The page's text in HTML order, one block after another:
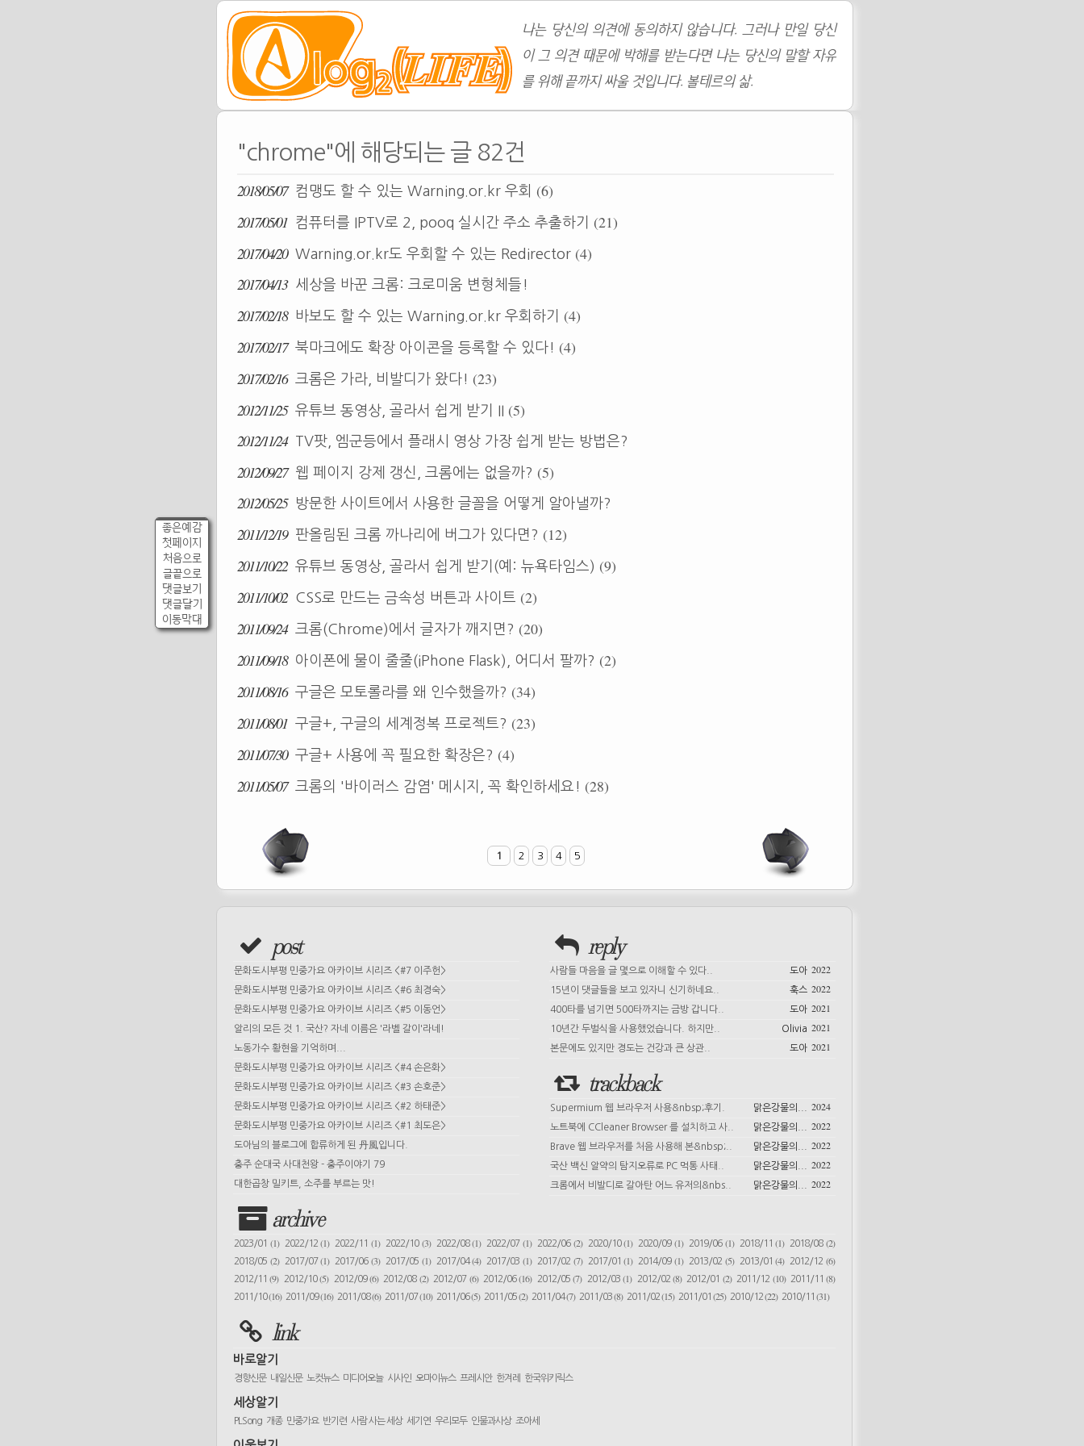
나는 당신의 의견에 동의하지 않습니다. 그러나 만일 당신
이 그 의견 때문에 박해를 받는다면 나는 당신의 말할 자유
를 위해 끝까지 싸울 것입니다. 볼테르의 삶.
좋은예감
첫페이지
처음으로
글끝으로
댓글보기
댓글달기
이동막대
"chrome"에 해당되는 글 82건
2018/05/07 컴맹도 할 수 있는 Warning.or.kr 우회 (6)
2017/05/01
컴퓨터를 IPTV로 2, pooq 실시간 주소 추출하기 (21)
2017/04/20 Warning.or.kr도 우회할 수 있는 Redirector (4)
2017/04/13
세상을 바꾼 크롬: 크로미움 변형체들!
2017/02/18 바보도 할 수 있는 Warning.or.kr 우회하기 (4)
2017/02/17 북마크에도 확장 아이콘을 등록할 수 있다! (4)
2017/02/16 크롬은 가라, 비발디가 왔다! (23)
2012/11/25 유튜브 동영상, 골라서 쉽게 받기 II (5)
2012/11/24
TV팟, 엠군등에서 플래시 영상 가장 쉽게 받는 방법은?
2012/09/27 웹 페이지 강제 갱신, 크롬에는 없을까? (5)
2012/05/25
방문한 사이트에서 사용한 글꼴을 어떻게 알아낼까?
2011/12/19 판올림된 크롬 까나리에 버그가 있다면? (12)
2011/10/22 유튜브 동영상, 골라서 쉽게 받기(예: 뉴욕타임스) (9)
2011/10/02
CSS로 만드는 금속성 버튼과 사이트 (2)
2011/09/24 크롬(Chrome)에서 글자가 깨지면? (20)
2011/09/18
아이폰에 물이 줄줄(iPhone Flask), 어디서 팔까? (2)
2011/08/16 구글은 모토롤라를 왜 인수했을까? (34)
2011/08/01 구글+, 구글의 세계정복 프로젝트? (23)
2011/07/30 구글+ 사용에 꼭 필요한 확장은? (4)
2011/05/07 크롬의 '바이러스 감염' 메시지, 꼭 확인하세요! (28)
1 2 3 4 5
post
문화도시부평 민중가요 아카이브 시리즈 <#7 이주헌>
문화도시부평 민중가요 아카이브 시리즈 <#6 최경숙>
문화도시부평 민중가요 아카이브 시리즈 <#5 이동언>
알리의 모든 것 1. 국산? 자네 이름은 '라벨 갈이'라네!
노동가수 황현을 기억하며...
문화도시부평 민중가요 아카이브 시리즈 <#4 손은화>
문화도시부평 민중가요 아카이브 시리즈 <#3 손호준>
문화도시부평 민중가요 아카이브 시리즈 <#2 하태준>
문화도시부평 민중가요 아카이브 시리즈 <#1 최도은>
도아님의 블로그에 합류하게 된 丹風입니다.
충주 순대국 사대천왕 - 충주이야기 79
대한곱창 밀키트, 소주를 부르는 맛!
reply
사람들 마음을 글 몇으로 이해할 수 있다.. 2022
도아
15년이 댓글들을 보고 있자니 신기하네요..
2022
훅스
400타를 넘기면 500타까지는 금방 갑니다..
2021
도아
10년간 두벌식을 사용했었습니다. 하지만..
2021
Olivia
본문에도 있지만 경도는 건강과 큰 상관..
2021
도아
trackback
Supermium 웹 브라우저 사용&nbsp;후기. 2024
맑은강물의...
노트북에 CCleaner Browser 를 설치하고 사..
2022
맑은강물의...
Brave 웹 브라우저를 처음 사용해 본&nbsp;..
2022
맑은강물의...
국산 백신 알약의 탐지오류로 PC 먹통 사태..
2022
맑은강물의...
크롬에서 비발디로 갈아탄 어느 유저의&nbs..
2022
맑은강물의...
archive
2023/01 (1) 2022/12(1) 2022/11(1) 2022/10 (3) 2022/08(1) 2022/07(1) 2022/06 (2) 2020/10(1) 2020/09(1) 2019/06 (1) 2018/11(1) 2018/08(2)
2018/05 (2) 2017/07(1) 2017/06(3) 2017/05 (1) 2017/04(4) 2017/03(1) 2017/02 (7) 2017/01(1) 2014/09(1) 2013/02 (5) 2013/01(4) 2012/12(6)
2012/11(9) 2012/10(5) 2012/09(6) 2012/08 (2) 2012/07 (6) 2012/06(16) 2012/05(7) 2012/03(1) 2012/02 (8) 2012/01 (2) 2011/12 (10) 2011/11(8)
2011/10(16) 2011/09(16) 2011/08(6) 2011/07(10) 2011/06(5) 2011/05(2) 2011/04(7) 2011/03(8) 2011/02(15) 2011/01 (25) 2010/12(22) 2010/11 (31)
link
바로알기
경향신문 내일신문 노컷뉴스 미디어오늘 시사인 오마이뉴스 프레시안 한겨레 한국위키릭스
세상알기
PLSong 개종 민중가요 반기련 사람 사는 세상 세기연 우리모두 인물과사상 조아세